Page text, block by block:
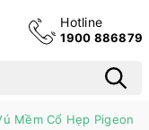
Hotline
1900 886879
Mềm Cổ Hẹp Pigeon